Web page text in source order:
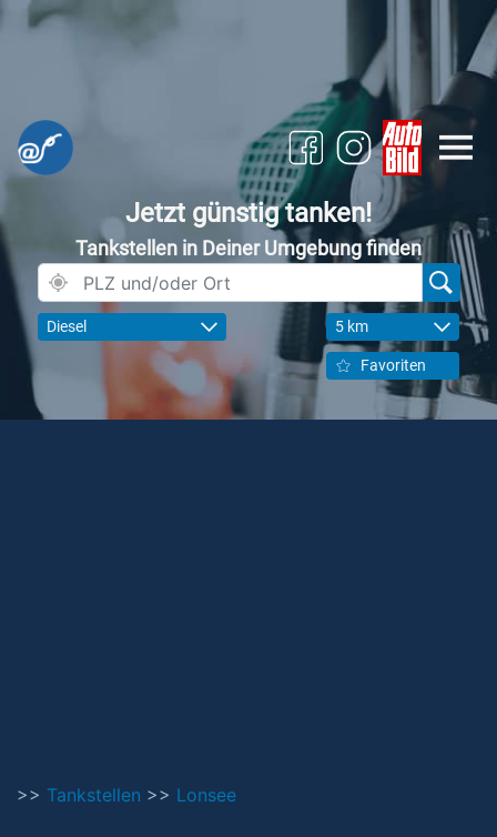
Jetzt günstig tanken!
Tankstellen in Deiner Umgebung finden
Diesel 5 km
Favoriten
>> Tankstellen >> Lonsee